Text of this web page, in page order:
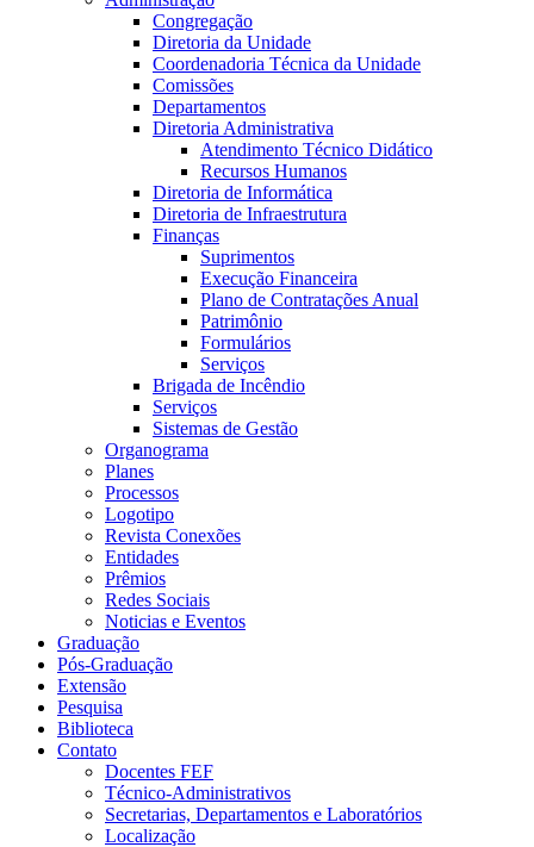
Congregação
Diretoria da Unidade
Coordenadoria Técnica da Unidade
Comissões
Departamentos
Diretoria Administrativa
Atendimento Técnico Didático
Recursos Humanos
Diretoria de Informática
Diretoria de Infraestrutura
Finanças
Suprimentos
Execução Financeira
Plano de Contratações Anual
Patrimônio
Formulários
Serviços
Brigada de Incêndio
Serviços
Sistemas de Gestão
Organograma
Planes
Processos
Logotipo
Revista Conexões
Entidades
Prêmios
Redes Sociais
Noticias e Eventos
Graduação
Pós-Graduação
Extensão
Pesquisa
Biblioteca
Contato
Docentes FEF
Técnico-Administrativos
Secretarias, Departamentos e Laboratórios
Localização